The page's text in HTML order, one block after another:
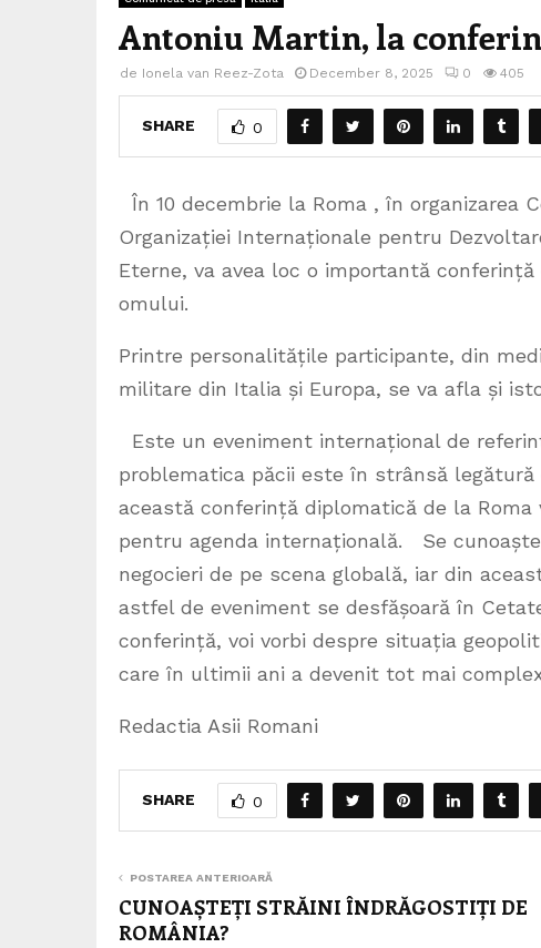
Antoniu Martin, la
de Ionela van Reez-Zota December 8, 2025 0 405
SHARE 0
În 10 decembrie la Roma , în organizarea
Organizației Internaționale pentru
Eterne, va avea loc o importantă
omului.
Printre personalitățile participante, din
militare din Italia și Europa, se va afla și
Este un eveniment internațional de
problematica păcii este în strânsă
această conferință diplomatică de la
pentru agenda internațională. Se
negocieri de pe scena globală, iar din
astfel de eveniment se desfășoară în
conferință, voi vorbi despre situația
care în ultimii ani a devenit tot mai
Redactia Asii Romani
SHARE 0
POSTAREA ANTERIOARĂ
CUNOAȘTEȚI STRĂINI ÎNDRĂGOSTIȚI DE
ROMÂNIA?